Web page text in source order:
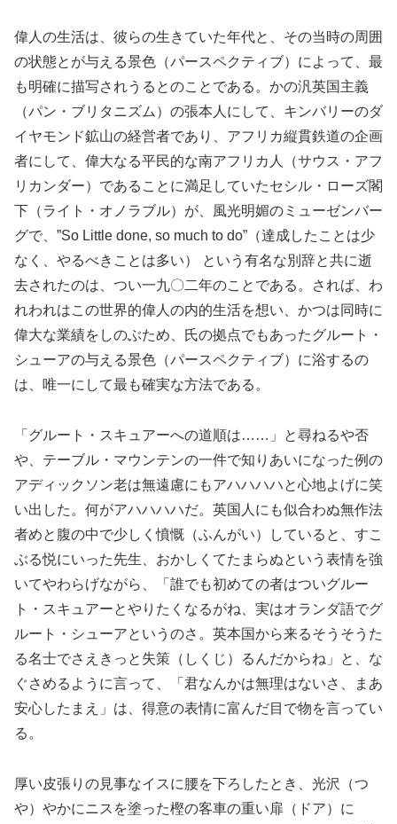
偉人の生活は、彼らの生きていた年代と、その当時の周囲
の状態とが与える景色（パースペクティブ）によって、最
も明確に描写されうるとのことである。かの汎英国主義
（パン・ブリタニズム）の張本人にして、キンバリーのダ
イヤモンド鉱山の経営者であり、アフリカ縦貫鉄道の企画
者にして、偉大なる平民的な南アフリカ人（サウス・アフ
リカンダー）であることに満足していたセシル・ローズ閣
下（ライト・オノラブル）が、風光明媚のミューゼンバー
グで、”So Little done, so much to do”（達成したことは少
なく、やるべきことは多い） という有名な別辞と共に逝
去されたのは、つい一九〇二年のことである。されば、わ
れわれはこの世界的偉人の内的生活を想い、かつは同時に
偉大な業績をしのぶため、氏の拠点でもあったグルート・
シューアの与える景色（パースペクティブ）に浴するの
は、唯一にして最も確実な方法である。
「グルート・スキュアーへの道順は……」と尋ねるや否
や、テーブル・マウンテンの一件で知りあいになった例の
アディックソン老は無遠慮にもアハハハハと心地よげに笑
い出した。何がアハハハハだ。英国人にも似合わぬ無作法
者めと腹の中で少しく憤慨（ふんがい）していると、すこ
ぶる悦にいった先生、おかしくてたまらぬという表情を強
いてやわらげながら、「誰でも初めての者はついグルー
ト・スキュアーとやりたくなるがね、実はオランダ語でグ
ルート・シューアというのさ。英本国から来るそうそうた
る名士でさえきっと失策（しくじ）るんだからね」と、な
ぐさめるように言って、「君なんかは無理はないさ、まあ
安心したまえ」は、得意の表情に富んだ目で物を言ってい
る。
厚い皮張りの見事なイスに腰を下ろしたとき、光沢（つ
や）やかにニスを塗った樫の客車の重い扉（ドア）に